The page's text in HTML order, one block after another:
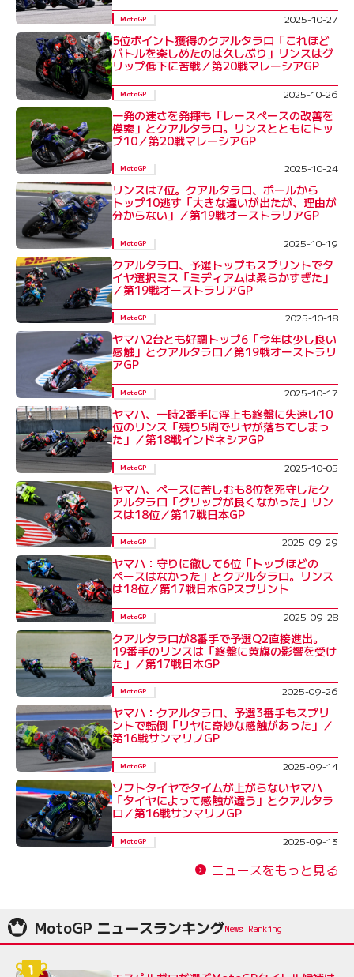
MotoGP 2025-10-27
5位ポイント獲得のクアルタラロ「これほど
バトルを楽しめたのは久しぶり」リンスはグ
リップ低下に苦戦／第20戦マレーシアGP
MotoGP 2025-10-26
一発の速さを発揮も「レースペースの改善を
模索」とクアルタラロ。リンスとともにトッ
プ10／第20戦マレーシアGP
MotoGP 2025-10-24
リンスは7位。クアルタラロ、ポールから
トップ10逃す「大きな違いが出たが、理由が
分からない」／第19戦オーストラリアGP
MotoGP 2025-10-19
クアルタラロ、予選トップもスプリントでタ
イヤ選択ミス「ミディアムは柔らかすぎた」
／第19戦オーストラリアGP
MotoGP 2025-10-18
ヤマハ2台とも好調トップ6「今年は少し良い
感触」とクアルタラロ／第19戦オーストラリ
アGP
MotoGP 2025-10-17
ヤマハ、一時2番手に浮上も終盤に失速し10
位のリンス「残り5周でリヤが落ちてしまっ
た」／第18戦インドネシアGP
MotoGP 2025-10-05
ヤマハ、ペースに苦しむも8位を死守したク
アルタラロ「グリップが良くなかった」リン
スは18位／第17戦日本GP
MotoGP 2025-09-29
ヤマハ：守りに徹して6位「トップほどの
ペースはなかった」とクアルタラロ。リンス
は18位／第17戦日本GPスプリント
MotoGP 2025-09-28
クアルタラロが8番手で予選Q2直接進出。
19番手のリンスは「終盤に黄旗の影響を受け
た」／第17戦日本GP
MotoGP 2025-09-26
ヤマハ：クアルタラロ、予選3番手もスプリ
ントで転倒「リヤに奇妙な感触があった」／
第16戦サンマリノGP
MotoGP 2025-09-14
ソフトタイヤでタイムが上がらないヤマハ
「タイヤによって感触が違う」とクアルタラ
ロ／第16戦サンマリノGP
MotoGP 2025-09-13
ニュースをもっと見る
MotoGP ニュースランキング